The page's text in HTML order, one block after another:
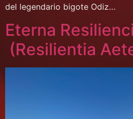
del legendario bigote Odiz…
Eterna
(Resilientia